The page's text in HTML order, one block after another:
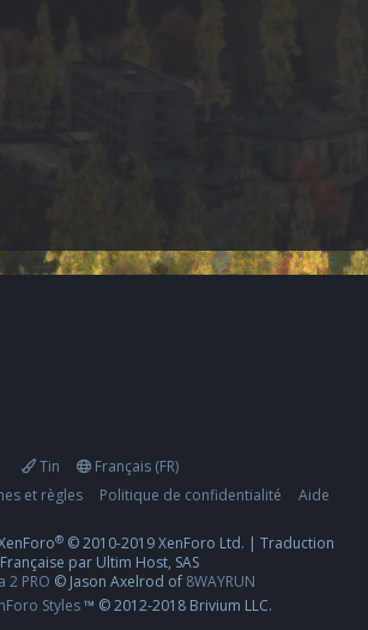
Tin
Français (FR)
et règles Politique de confidentialité
Aide
® © 2010-2019 XenForo Ltd. | Traduction
Française par Ultim Host, SAS
2 PRO © Jason Axelrod of 8WAYRUN
Styles™ © 2012-2018 Brivium LLC.